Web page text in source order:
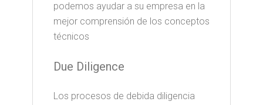
podemos ayudar a su empresa en la
mejor comprensión de los conceptos
técnicos
Due Diligence
Los procesos de debida diligencia